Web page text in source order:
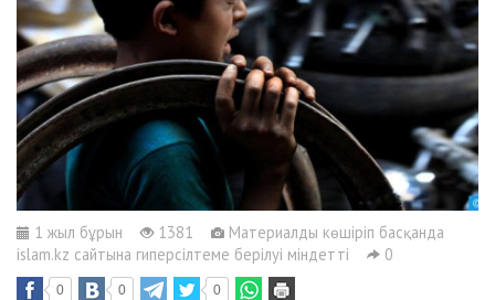
1 жыл бұрын 1381
Материалды көшіріп басқанда
islam.kz сайтына гиперсілтеме берілуі міндетті
0
0 0 0